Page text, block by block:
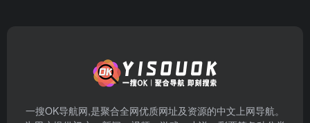
一搜OK导航网,是聚合全网优质网址及资源的中文上网导航。